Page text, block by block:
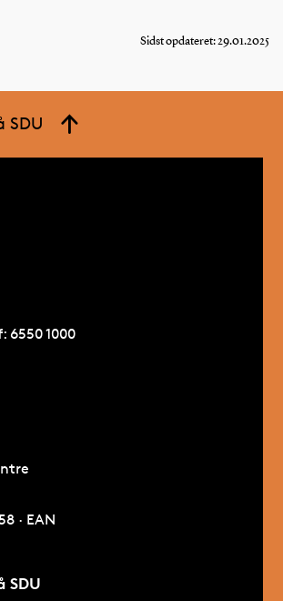
Sidst opdateret: 29.01.2025
SDU
6550 1000
· EAN
SDU